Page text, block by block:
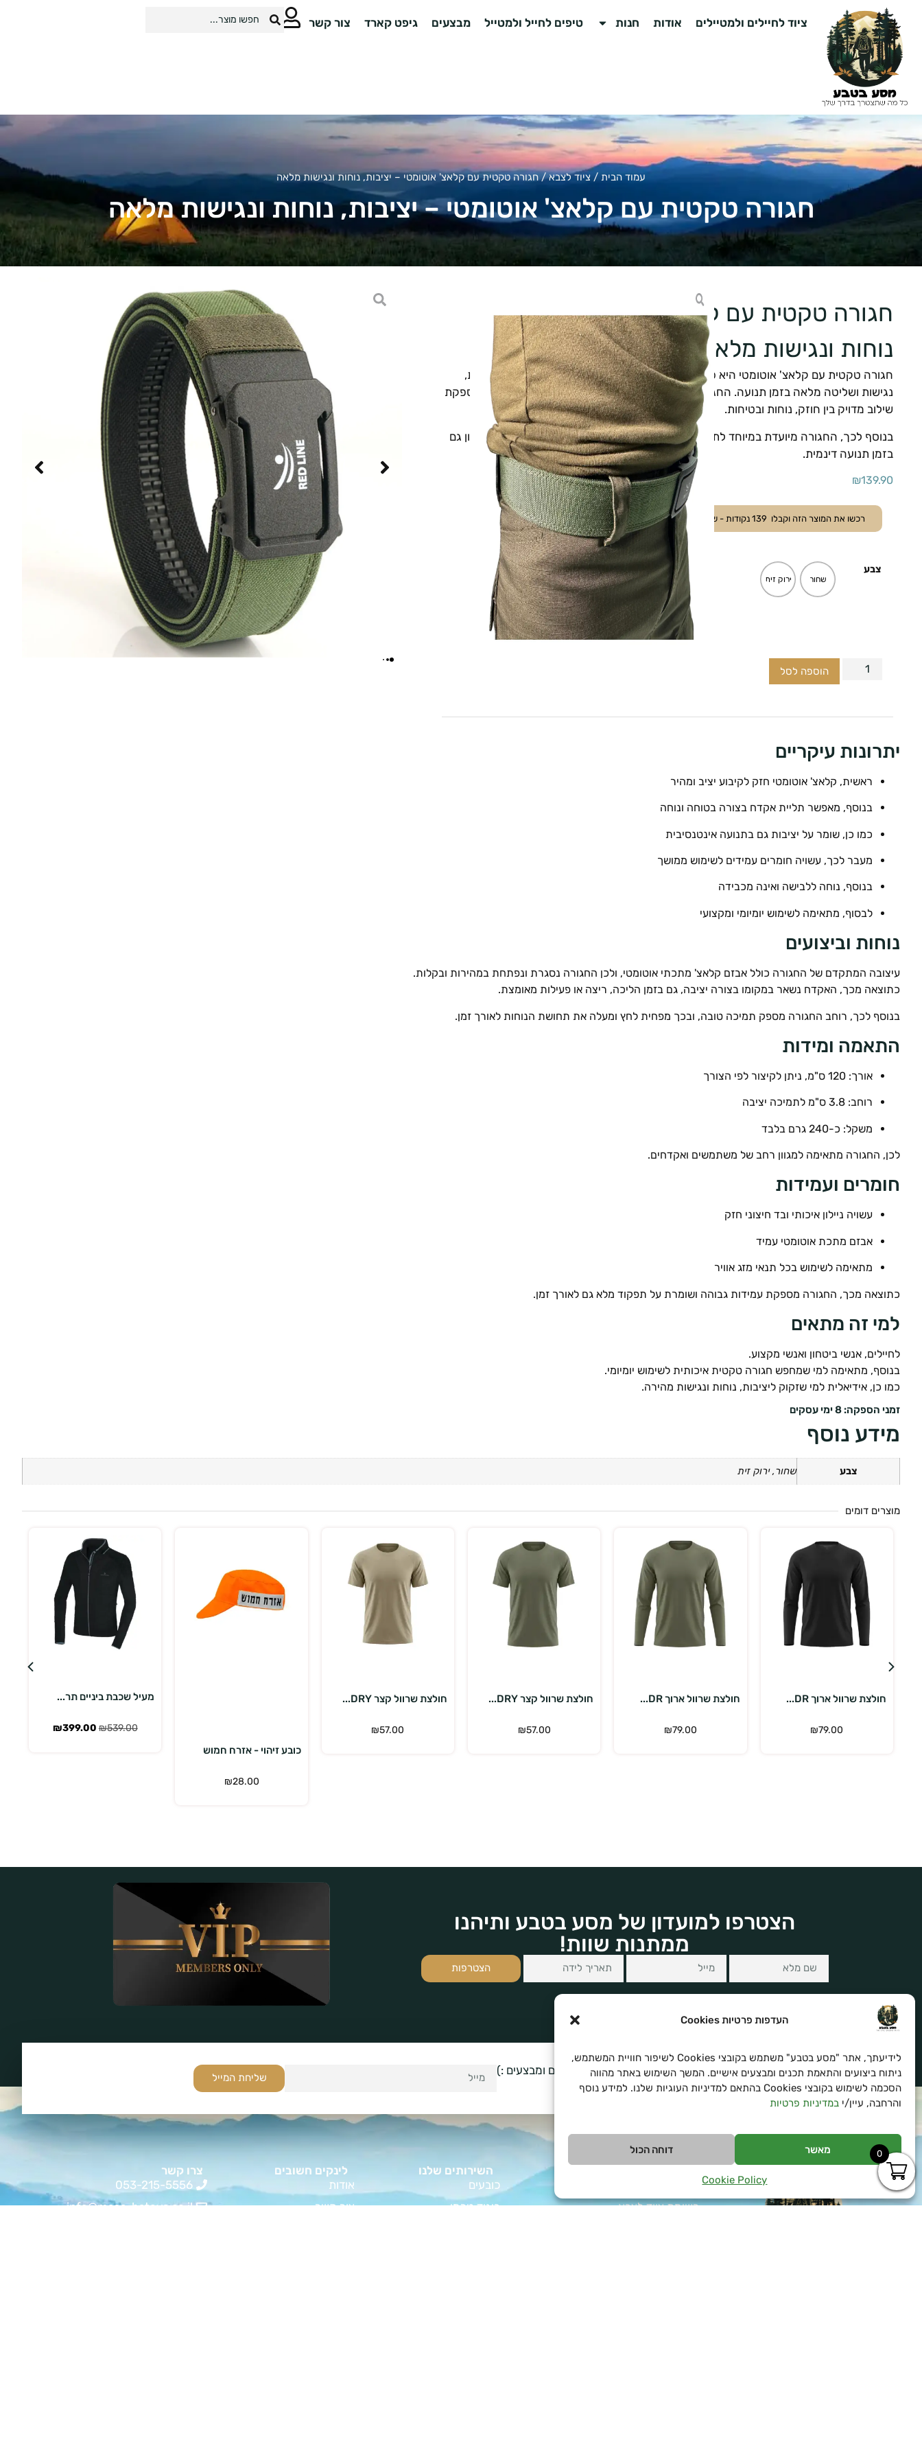
העדפות פרטיות Cookies
לידיעתך, אתר "מסע בטבע" משתמש בקובצי Cookies לשיפור חוויית המשתמש,
ניתוח ביצועים והתאמת תכנים ומבצעים אישיים. המשך השימוש באתר מהווה
הסכמה לשימוש בקובצי Cookies בהתאם למדיניות העוגיות שלנו. למידע נוסף
והרחבה, עיין/יבמדיניות פרטיות
מאשר דוחה הכול
Cookie Policy
ציוד לחיילים ולמטיילים אודות חנות טיפים לחייל ולמטייל מבצעים גיפט קארד צור קשר
עמוד הבית/ציוד לצבא/ חגורה טקטית עם קלאצ' אוטומטי – יציבות, נוחות ונגישות מלאה
חגורה טקטית עם קלאצ' אוטומטי – יציבות, נוחות ונגישות מלאה
חגורה טקטית עם קלאצ' אוטומטי – יציבות,
נוחות ונגישות מלאה
חגורה טקטית עם קלאצ' אוטומטי היא פתרון אמין ונוח לכל מי שעובד עם אקדח וזקוק ליציבות,
נגישות ושליטה מלאה בזמן תנועה. החגורה מתאימה לשימוש מבצעי, מקצועי ויומיומי, ולכן מספקת
שילוב מדויק בין חוזק, נוחות ובטיחות.
בנוסף לכך, החגורה מיועדת במיוחד לתליית אקדח בצורה מאובטחת, כך שניתן לפעול בביטחון גם
בזמן תנועה דינמית.
₪139.90
רכשו את המוצר הזה וקבלו 139 נקודות - ששוות ₪13.90
.
צבע
שחור ירוק זית
הוספה לסל
יתרונות עיקריים
ראשית, קלאצ' אוטומטי חזק לקיבוע יציב ומהיר
בנוסף, מאפשר תליית אקדח בצורה בטוחה ונוחה
כמו כן, שומר על יציבות גם בתנועה אינטנסיבית
מעבר לכך, עשויה חומרים עמידים לשימוש ממושך
בנוסף, נוחה ללבישה ואינה מכבידה
לבסוף, מתאימה לשימוש יומיומי ומקצועי
נוחות וביצועים
עיצובה המתקדם של החגורה כולל אבזם קלאצ' מתכתי אוטומטי, ולכן החגורה נסגרת ונפתחת במהירות ובקלות.
כתוצאה מכך, האקדח נשאר במקומו בצורה יציבה, גם בזמן הליכה, ריצה או פעילות מאומצת.
בנוסף לכך, רוחב החגורה מספק תמיכה טובה, ובכך מפחית לחץ ומעלה את תחושת הנוחות לאורך זמן.
התאמה ומידות
אורך: 120 ס"מ, ניתן לקיצור לפי הצורך
רוחב: 3.8 ס"מ לתמיכה יציבה
משקל: כ-240 גרם בלבד
לכן, החגורה מתאימה למגוון רחב של משתמשים ואקדחים.
חומרים ועמידות
עשויה ניילון איכותי ובד חיצוני חזק
אבזם מתכת אוטומטי עמיד
מתאימה לשימוש בכל תנאי מזג אוויר
כתוצאה מכך, החגורה מספקת עמידות גבוהה ושומרת על תפקוד מלא גם לאורך זמן.
למי זה מתאים
לחיילים, אנשי ביטחון ואנשי מקצוע.
בנוסף, מתאימה למי שמחפש חגורה טקטית איכותית לשימוש יומיומי.
כמו כן, אידיאלית למי שזקוק ליציבות, נוחות ונגישות מהירה.
זמני הספקה: 8 ימי עסקים
מידע נוסף
צבע שחור, ירוק זית
מוצרים דומים
חולצת שרוול ארוך DR...
₪79.00
חולצת שרוול ארוך DR...
₪79.00
חולצת שרוול קצר DRY...
₪57.00
חולצת שרוול קצר DRY...
₪57.00
כובע זיהוי - אזרח חמוש
₪28.00
מעיל שכבת ביניים תר...
₪539.00
₪399.00
הצטרפו למועדון של מסע בטבע ותיהנו
ממתנות שוות!
הצטרפות
הצטרפו לרשימת הניוזלטר שלנו ויהיו הראשונים לקבל עדכונים ומבצעים :)
שליחת המייל
רשימת ציוד לצבא
השירותים שלנו
כובעים
ביגוד טרמי
לינקים חשובים
אודות
צור קשר
צרו קשר
053-215-5556
info@masa-bateva.co.il
0